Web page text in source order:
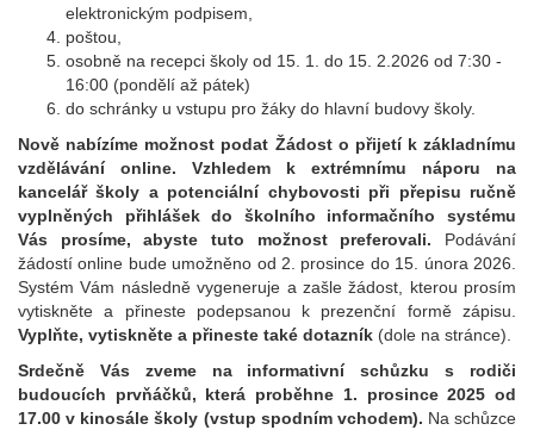
elektronickým podpisem,
poštou,
osobně na recepci školy od 15. 1. do 15. 2.2026 od 7:30 -
16:00 (pondělí až pátek)
do schránky u vstupu pro žáky do hlavní budovy školy.
Nově nabízíme možnost podat Žádost o přijetí k základnímu
vzdělávání online. Vzhledem k extrémnímu náporu na
kancelář školy a potenciální chybovosti při přepisu ručně
vyplněných přihlášek do školního informačního systému
Vás prosíme, abyste tuto možnost preferovali. Podávání
žádostí online bude umožněno od 2. prosince do 15. února 2026.
Systém Vám následně vygeneruje a zašle žádost, kterou prosím
vytiskněte a přineste podepsanou k prezenční formě zápisu.
Vyplňte, vytiskněte a přineste také dotazník (dole na stránce).
Srdečně Vás zveme na informativní schůzku s rodiči
budoucích prvňáčků, která proběhne 1. prosince 2025 od
17.00 v kinosále školy (vstup spodním vchodem). Na schůzce